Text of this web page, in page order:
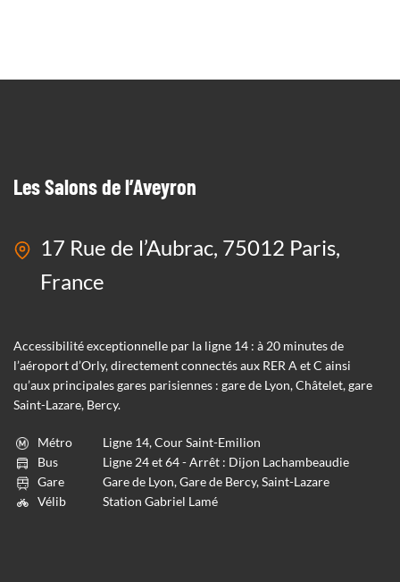
Les Salons de l’Aveyron
17 Rue de l’Aubrac, 75012 Paris,
France
Accessibilité exceptionnelle par la ligne 14 : à 20 minutes de
l’aéroport d’Orly, directement connectés aux RER A et C ainsi
qu’aux principales gares parisiennes : gare de Lyon, Châtelet, gare
Saint-Lazare, Bercy.
Métro
Ligne 14, Cour Saint-Emilion
Bus
Ligne 24 et 64 - Arrêt : Dijon Lachambeaudie
Gare
Gare de Lyon, Gare de Bercy, Saint-Lazare
Vélib
Station Gabriel Lamé